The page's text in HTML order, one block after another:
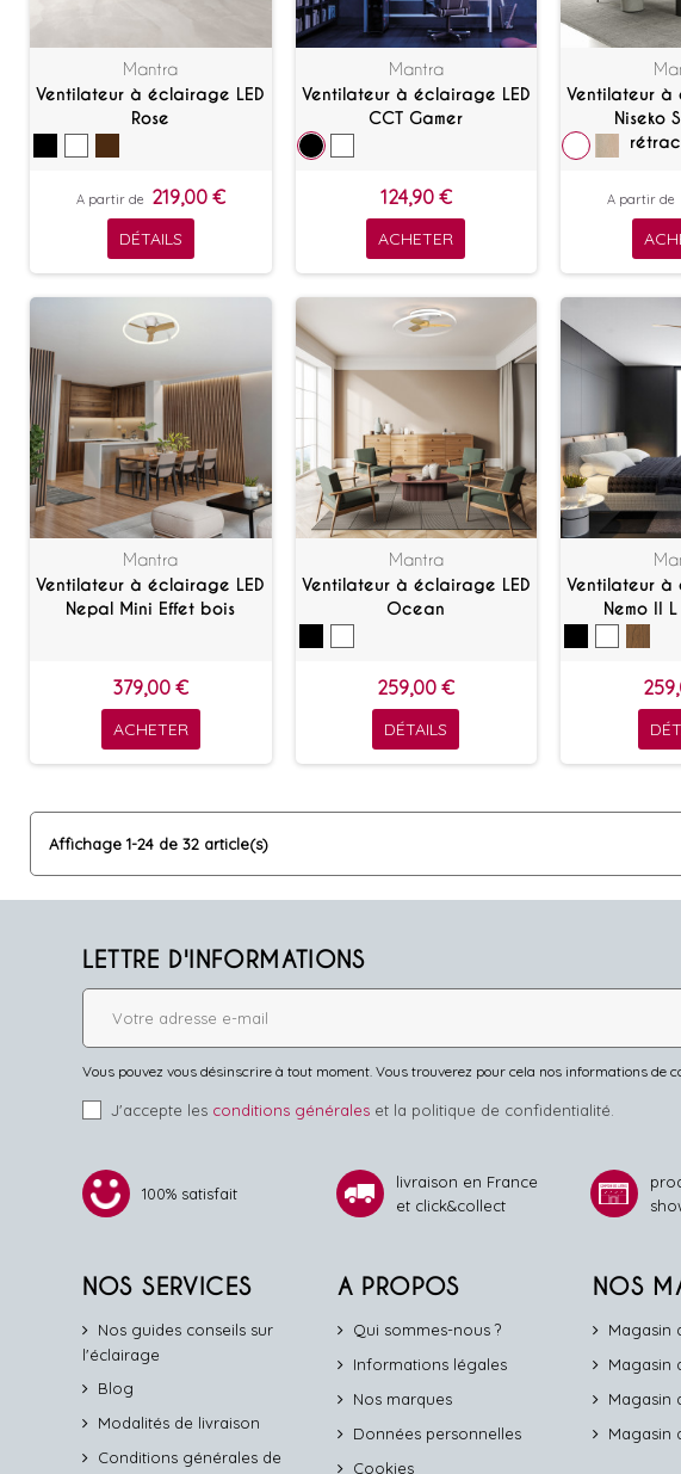
Mantra
Ventilateur à éclairage LED
Rose
A partir de 219,00 €
DÉTAILS
Mantra
Ventilateur à éclairage LED
CCT Gamer
124,90 €
ACHETER
Ventilateur à
Niseko
A partir de
Mantra
Ventilateur à éclairage LED
Nepal Mini Effet bois
379,00 €
ACHETER
Mantra
Ventilateur à éclairage LED
Ocean
259,00 €
DÉTAILS
Ventilateur à
Nemo II
Affichage 1-24 de 32 article(s)
LETTRE D'INFORMATIONS
Vous pouvez vous désinscrire à tout moment. Vous trouverez pour cela nos informations de
J'accepte les conditions généraleset la politique de confidentialité.
100% satisfait
livraison en France
et click&collect
NOS SERVICES
Nos guides conseils sur
l'éclairage
Blog
Modalités de livraison
Conditions générales de
A PROPOS
Qui sommes-nous ?
Informations légales
Nos marques
Données personnelles
Cookies
NOS
Magasin
Magasin
Magasin
Magasin